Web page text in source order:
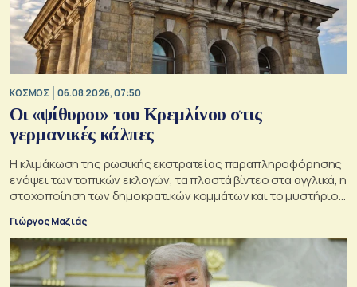
ΚΟΣΜΟΣ 06.08.2026, 07:50
Οι «ψίθυροι» του Κρεμλίνου στις
γερμανικές κάλπες
Η κλιμάκωση της ρωσικής εκστρατείας παραπληροφόρησης
ενόψει των τοπικών εκλογών, τα πλαστά βίντεο στα αγγλικά, η
στοχοποίηση των δημοκρατικών κομμάτων και το μυστήριο
Γιώργος Μαζιάς